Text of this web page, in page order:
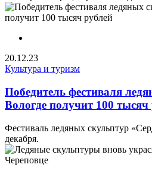
20.12.23
Культура и туризм
Победитель фестиваля
Вологде получит 100 тысяч
Фестиваль ледяных скульптур
декабря.